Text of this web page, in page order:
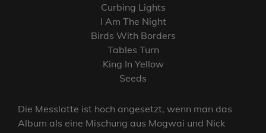
Curbing Lights
I Am The Night
Birds With Borders
Tables Turn
King In Yellow
Seeds
Die Messlatte ist hoch angesetzt, wenn man das
Album als eine Mischung aus Mogwai und Nick